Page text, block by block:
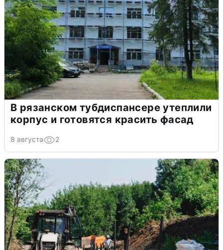
В рязанском тубдиспансере утеплили
корпус и готовятся красить фасад
8 августа 2